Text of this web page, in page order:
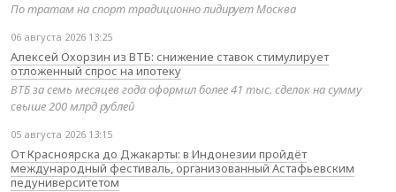
По тратам на спорт традиционно лидирует Москва
06 августа 2026 13:25
Алексей Охорзин из ВТБ: снижение ставок стимулирует
отложенный спрос на ипотеку
ВТБ за семь месяцев года оформил более 41 тыс. сделок на сумму
свыше 200 млрд рублей
05 августа 2026 13:15
От Красноярска до Джакарты: в Индонезии пройдёт
международный фестиваль, организованный Астафьевским
педуниверситетом